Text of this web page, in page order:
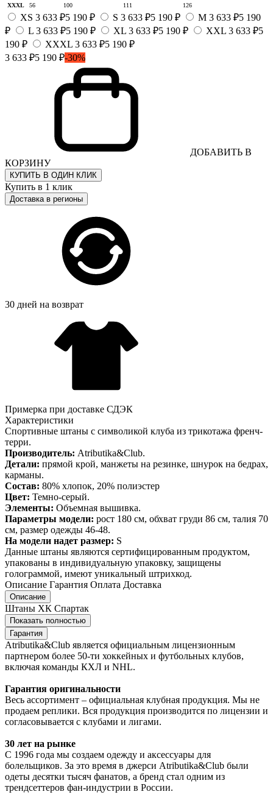
XXXL
56 100 111 126
XS 3 633 ₽5 190 ₽ S 3 633 ₽5 190 ₽ M 3 633 ₽5 190
₽
L 3 633 ₽5 190 ₽ XL 3 633 ₽5 190 ₽ XXL 3 633 ₽5
190 ₽
XXXL 3 633 ₽5 190 ₽
3 633 ₽5 190 ₽-30%
ДОБАВИТЬ В
КОРЗИНУ
КУПИТЬ В ОДИН КЛИК
Купить в 1 клик
Доставка в регионы
30 дней на возврат
Примерка при доставке СДЭК
Характеристики
Спортивные штаны с символикой клуба из трикотажа френч-
терри.
Производитель: Atributika&Club.
Детали: прямой крой, манжеты на резинке, шнурок на бедрах,
карманы.
Состав: 80% хлопок, 20% полиэстер
Цвет: Темно-серый.
Элементы: Объемная вышивка.
Параметры модели: рост 180 см, обхват груди 86 см, талия 70
см, размер одежды 46-48.
На модели надет размер: S
Данные штаны являются сертифицированным продуктом,
упакованы в индивидуальную упаковку, защищены
голограммой, имеют уникальный штрихкод.
Описание Гарантия Оплата Доставка
Описание
Штаны ХК Спартак
Показать полностью
Гарантия
Atributika&Club является официальным лицензионным
партнером более 50-ти хоккейных и футбольных клубов,
включая команды КХЛ и NHL.
Гарантия оригинальности
Весь ассортимент – официальная клубная продукция. Мы не
продаем реплики. Вся продукция производится по лицензии и
согласовывается с клубами и лигами.
30 лет на рынке
С 1996 года мы создаем одежду и аксессуары для
болельщиков. За это время в джерси Atributika&Club были
одеты десятки тысяч фанатов, а бренд стал одним из
трендсеттеров фан-индустрии в России.